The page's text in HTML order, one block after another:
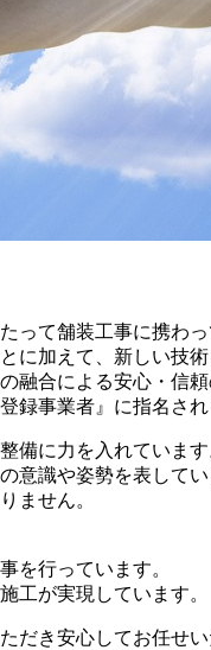
って舗装工事に携わっ
に加えて、新しい技
融合による安心・信
録事業者』に指名さ
備に力を入れています
意識や姿勢を表してい
ません。
を行っています。
工が実現しています。
だき安心してお任せ